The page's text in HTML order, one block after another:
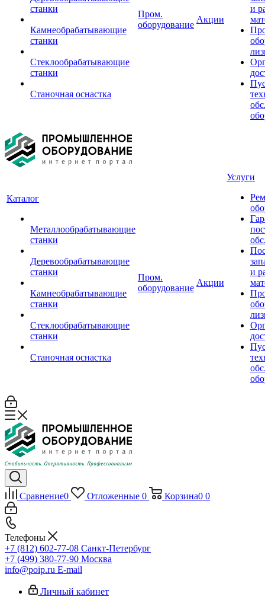
станки
Камнеобрабатывающие
станки
Стеклообрабатывающие
станки
Станочная оснастка
Пром.
оборудование
Акции
и
Каталог
Металлообрабатывающие
станки
Деревообрабатывающие
станки
Камнеобрабатывающие
станки
Стеклообрабатывающие
станки
Станочная оснастка
Пром.
оборудование
Акции
Услуги
и
Сравнение0 Отложенные 0 Корзина0 0
Телефоны
+7 (812) 602-77-08 Санкт-Петербург
+7 (499) 380-77-90 Москва
info@poip.ru E-mail
Личный кабинет